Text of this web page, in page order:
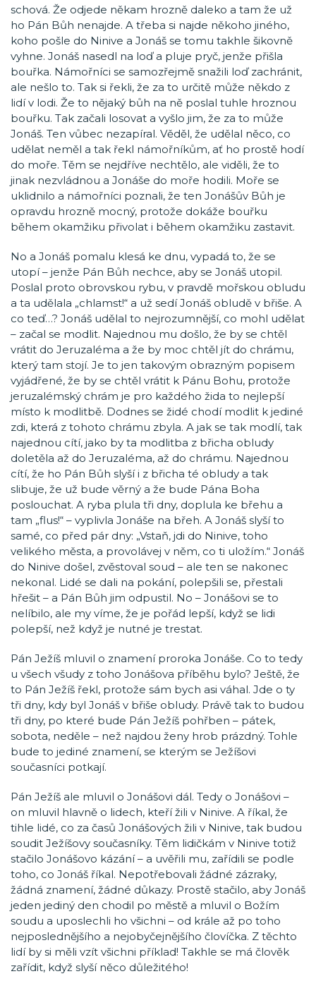
schová. Že odjede někam hrozně daleko a tam že už
ho Pán Bůh nenajde. A třeba si najde někoho jiného,
koho pošle do Ninive a Jonáš se tomu takhle šikovně
vyhne. Jonáš nasedl na loď a pluje pryč, jenže přišla
bouřka. Námořníci se samozřejmě snažili loď zachránit,
ale nešlo to. Tak si řekli, že za to určitě může někdo z
lidí v lodi. Že to nějaký bůh na ně poslal tuhle hroznou
bouřku. Tak začali losovat a vyšlo jim, že za to může
Jonáš. Ten vůbec nezapíral. Věděl, že udělal něco, co
udělat neměl a tak řekl námořníkům, ať ho prostě hodí
do moře. Těm se nejdříve nechtělo, ale viděli, že to
jinak nezvládnou a Jonáše do moře hodili. Moře se
uklidnilo a námořníci poznali, že ten Jonášův Bůh je
opravdu hrozně mocný, protože dokáže bouřku
během okamžiku přivolat i během okamžiku zastavit.
No a Jonáš pomalu klesá ke dnu, vypadá to, že se
utopí – jenže Pán Bůh nechce, aby se Jonáš utopil.
Poslal proto obrovskou rybu, v pravdě mořskou obludu
a ta udělala „chlamst!“ a už sedí Jonáš obludě v břiše. A
co teď…? Jonáš udělal to nejrozumnější, co mohl udělat
– začal se modlit. Najednou mu došlo, že by se chtěl
vrátit do Jeruzaléma a že by moc chtěl jít do chrámu,
který tam stojí. Je to jen takovým obrazným popisem
vyjádřené, že by se chtěl vrátit k Pánu Bohu, protože
jeruzalémský chrám je pro každého žida to nejlepší
místo k modlitbě. Dodnes se židé chodí modlit k jediné
zdi, která z tohoto chrámu zbyla. A jak se tak modlí, tak
najednou cítí, jako by ta modlitba z břicha obludy
doletěla až do Jeruzaléma, až do chrámu. Najednou
cítí, že ho Pán Bůh slyší i z břicha té obludy a tak
slibuje, že už bude věrný a že bude Pána Boha
poslouchat. A ryba plula tři dny, doplula ke břehu a
tam „flus!“ – vyplivla Jonáše na břeh. A Jonáš slyší to
samé, co před pár dny: „Vstaň, jdi do Ninive, toho
velikého města, a provolávej v něm, co ti uložím.“ Jonáš
do Ninive došel, zvěstoval soud – ale ten se nakonec
nekonal. Lidé se dali na pokání, polepšili se, přestali
hřešit – a Pán Bůh jim odpustil. No – Jonášovi se to
nelíbilo, ale my víme, že je pořád lepší, když se lidi
polepší, než když je nutné je trestat.
Pán Ježíš mluvil o znamení proroka Jonáše. Co to tedy
u všech všudy z toho Jonášova příběhu bylo? Ještě, že
to Pán Ježíš řekl, protože sám bych asi váhal. Jde o ty
tři dny, kdy byl Jonáš v břiše obludy. Právě tak to budou
tři dny, po které bude Pán Ježíš pohřben – pátek,
sobota, neděle – než najdou ženy hrob prázdný. Tohle
bude to jediné znamení, se kterým se Ježíšovi
současníci potkají.
Pán Ježíš ale mluvil o Jonášovi dál. Tedy o Jonášovi –
on mluvil hlavně o lidech, kteří žili v Ninive. A říkal, že
tihle lidé, co za časů Jonášových žili v Ninive, tak budou
soudit Ježíšovy současníky. Těm lidičkám v Ninive totiž
stačilo Jonášovo kázání – a uvěřili mu, zařídili se podle
toho, co Jonáš říkal. Nepotřebovali žádné zázraky,
žádná znamení, žádné důkazy. Prostě stačilo, aby Jonáš
jeden jediný den chodil po městě a mluvil o Božím
soudu a uposlechli ho všichni – od krále až po toho
nejposlednějšího a nejobyčejnějšího človíčka. Z těchto
lidí by si měli vzít všichni příklad! Takhle se má člověk
zařídit, když slyší něco důležitého!